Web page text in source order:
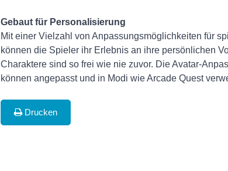
Gebaut für Personalisierung
Mit einer Vielzahl von Anpassungsmöglichkeiten für
können die Spieler ihr Erlebnis an ihre persönlichen
Charaktere sind so frei wie nie zuvor. Die Avatar-
können angepasst und in Modi wie Arcade Quest
Drucken